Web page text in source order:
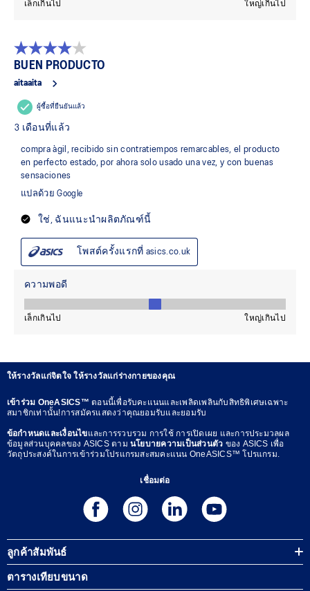
ให้รางวัลแก่จิตใจ ให้รางวัลแก่ร่างกายของคุณ
เข้าร่วม OneASICS™ตอนนี้เพื่อรับคะแนนและเพลิดเพลินกับสิทธิพิเศษเฉพาะ
สมาชิกเท่านั้น!การสมัครแสดงว่าคุณยอมรับและยอมรับ
ข้อกำหนดและเงื่อนไขและการรวบรวม การใช้ การเปิดเผย และการประมวลผล
ข้อมูลส่วนบุคคลของ ASICS ตาม นโยบายความเป็นส่วนตัว ของ ASICS เพื่อ
วัตถุประสงค์ในการเข้าร่วมโปรแกรมสะสมคะแนน OneASICS™ โปรแกรม.
เชื่อมต่อ
ลูกค้าสัมพันธ์
ตารางเทียบขนาด